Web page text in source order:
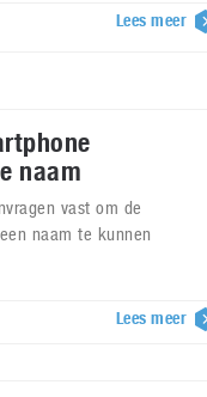
Lees meer
naam
vast om de
naam te kunnen
Lees meer